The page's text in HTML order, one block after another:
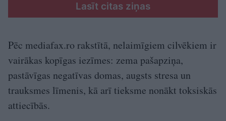
Lasīt citas ziņas
Pēc mediafax.ro rakstītā, nelaimīgiem cilvēkiem ir
vairākas kopīgas iezīmes: zema pašapziņa,
pastāvīgas negatīvas domas, augsts stresa un
trauksmes līmenis, kā arī tieksme nonākt toksiskās
attiecībās.